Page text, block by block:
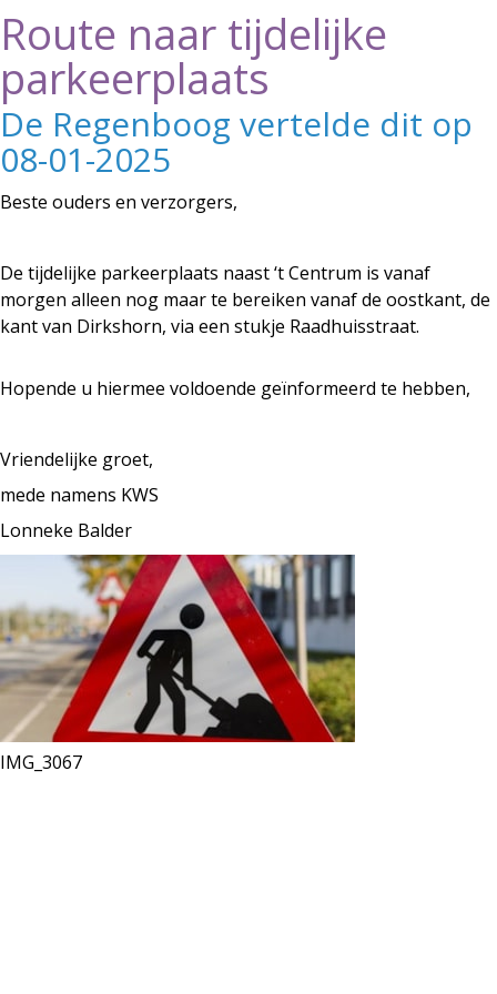
Route naar tijdelijke
parkeerplaats
De Regenboog vertelde dit op
08-01-2025
Beste ouders en verzorgers,
De tijdelijke parkeerplaats naast ‘t Centrum is vanaf
morgen alleen nog maar te bereiken vanaf de oostkant, de
kant van Dirkshorn, via een stukje Raadhuisstraat.
Hopende u hiermee voldoende geïnformeerd te hebben,
Vriendelijke groet,
mede namens KWS
Lonneke Balder
IMG_3067